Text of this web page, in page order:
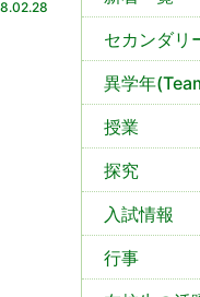
セカンダリ
異学年
授業
探究
入試情報
行事